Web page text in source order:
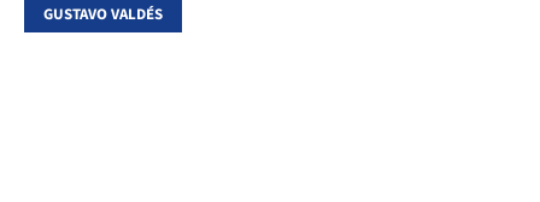
GUSTAVO VALDÉS